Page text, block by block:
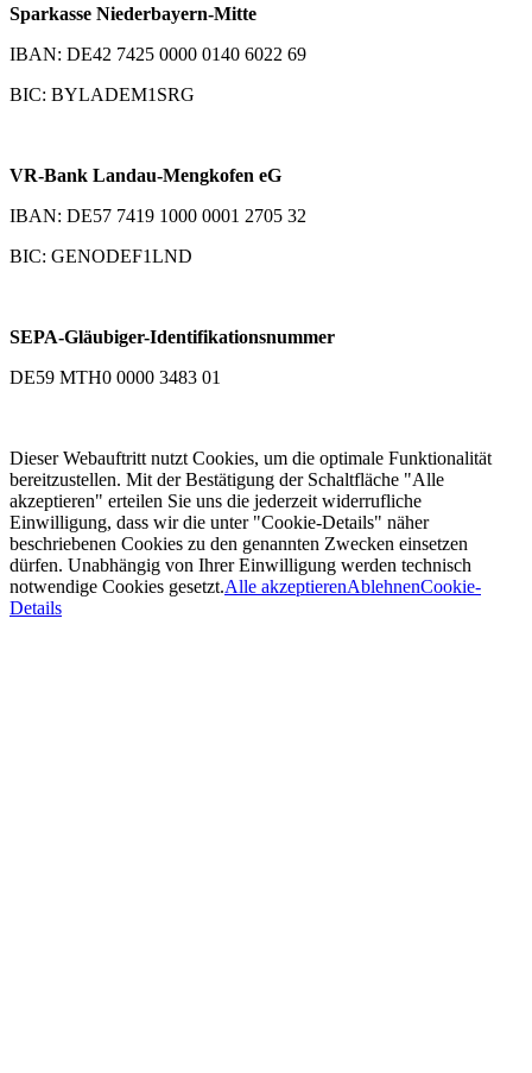
Sparkasse Niederbayern-Mitte
IBAN: DE42 7425 0000 0140 6022 69
BIC: BYLADEM1SRG
VR-Bank Landau-Mengkofen eG
IBAN: DE57 7419 1000 0001 2705 32
BIC: GENODEF1LND
SEPA-Gläubiger-Identifikationsnummer
DE59 MTH0 0000 3483 01
Dieser Webauftritt nutzt Cookies, um die optimale Funktionalität
bereitzustellen. Mit der Bestätigung der Schaltfläche "Alle
akzeptieren" erteilen Sie uns die jederzeit widerrufliche
Einwilligung, dass wir die unter "Cookie-Details" näher
beschriebenen Cookies zu den genannten Zwecken einsetzen
dürfen. Unabhängig von Ihrer Einwilligung werden technisch
notwendige Cookies gesetzt.Alle akzeptierenAblehnenCookie-
Details